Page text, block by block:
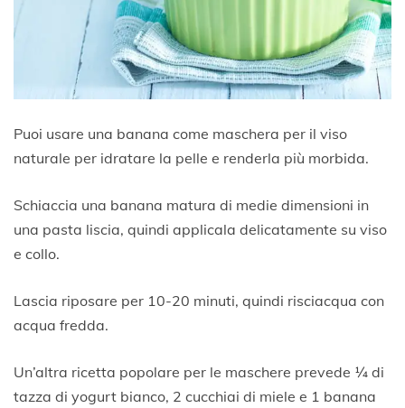
Puoi usare una banana come maschera per il viso
naturale per idratare la pelle e renderla più morbida.
Schiaccia una banana matura di medie dimensioni in
una pasta liscia, quindi applicala delicatamente su viso
e collo.
Lascia riposare per 10-20 minuti, quindi risciacqua con
acqua fredda.
Un’altra ricetta popolare per le maschere prevede ¼ di
tazza di yogurt bianco, 2 cucchiai di miele e 1 banana